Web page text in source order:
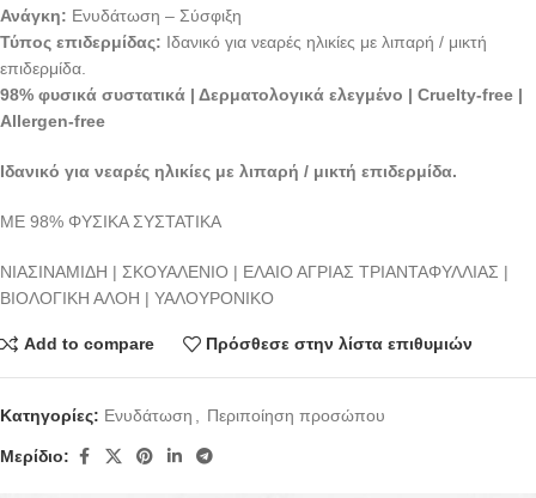
Ανάγκη: Ενυδάτωση – Σύσφιξη
Τύπος επιδερμίδας: Ιδανικό για νεαρές ηλικίες με λιπαρή / μικτή
επιδερμίδα.
98% φυσικά συστατικά | Δερματολογικά ελεγμένο | Cruelty‑free |
Allergen‑free
Ιδανικό για νεαρές ηλικίες με λιπαρή / μικτή επιδερμίδα.
ΜΕ 98% ΦΥΣΙΚΑ ΣΥΣΤΑΤΙΚΑ
ΝΙΑΣΙΝΑΜΙΔΗ | ΣΚΟΥΑΛΕΝΙΟ | ΕΛΑΙΟ ΑΓΡΙΑΣ ΤΡΙΑΝΤΑΦΥΛΛΙΑΣ |
ΒΙΟΛΟΓΙΚΗ ΑΛΟΗ | ΥΑΛΟΥΡΟΝΙΚΟ
Add to compare Πρόσθεσε στην λίστα επιθυμιών
Κατηγορίες: Ενυδάτωση Περιποίηση προσώπου
Μερίδιο: